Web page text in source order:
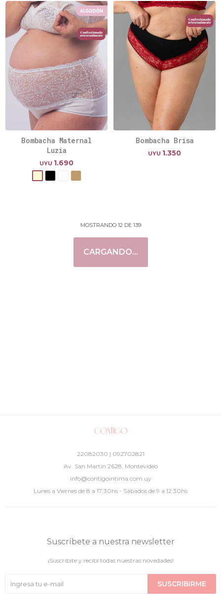
Bombacha Maternal
Luzia
UYU 1.690
Bombacha Brisa
UYU 1.350